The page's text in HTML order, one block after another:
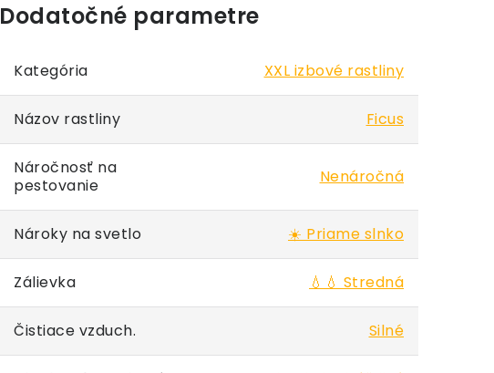
Dodatočné parametre
Kategória XXL izbové rastliny
Názov rastliny Ficus
Náročnosť na
pestovanie
Nenáročná
Nároky na svetlo ☀️ Priame slnko
Zálievka 💧💧 Stredná
Čistiace vzduch. Silné